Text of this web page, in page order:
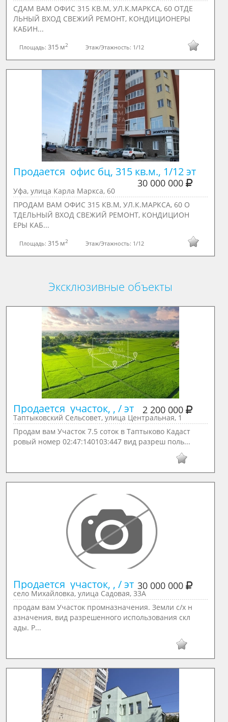
СДАМ ВАМ ОФИС 315 КВ.М, УЛ.К.МАРКСА, 60 ОТДЕ
ЛЬНЫЙ ВХОД СВЕЖИЙ РЕМОНТ, КОНДИЦИОНЕРЫ
КАБИН...
Площадь: 315 м2 Этаж/Этажность: 1/12
Продается  офис бц, 315 кв.м., 1/12 эт
30 000 000
Уфа, улица Карла Маркса, 60
ПРОДАМ ВАМ ОФИС 315 КВ.М, УЛ.К.МАРКСА, 60 О
ТДЕЛЬНЫЙ ВХОД СВЕЖИЙ РЕМОНТ, КОНДИЦИОН
ЕРЫ КАБ...
Площадь: 315 м2 Этаж/Этажность: 1/12
Эксклюзивные объекты
Продается  участок, , / эт 2 200 000
Таптыковский Сельсовет, улица Центральная, 1
Продам вам Участок 7.5 соток в Таптыково Кадаст
ровый номер 02:47:140103:447 вид разреш поль...
Продается  участок, , / эт 30 000 000
село Михайловка, улица Садовая, 33А
продам вам Участок промназначения. Земли с/х н
азначения, вид разрешенного использования скл
ады. Р...